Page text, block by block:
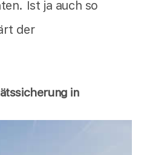
Ist ja auch so
der
in